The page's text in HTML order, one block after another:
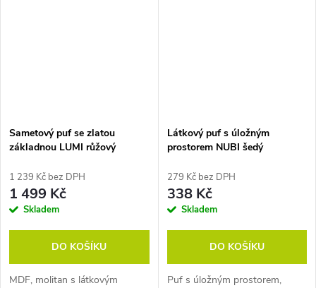
Sametový puf se zlatou
základnou LUMI růžový
1 239 Kč bez DPH
1 499 Kč
Skladem
DO KOŠÍKU
MDF, molitan s látkovým
Látkový puf s úložným
prostorem NUBI šedý
279 Kč bez DPH
338 Kč
Skladem
DO KOŠÍKU
Puf s úložným prostorem,